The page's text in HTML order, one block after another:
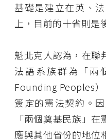
基礎是建立在英、
上，目前的十省則是
魁北克人認為，在聯
法語系族群為「兩
Founding Peoples
簽定的憲法契約。
「兩個奠基民族」
應與其他省份的地位